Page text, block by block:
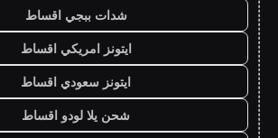
شدات ببجي اقساط
ايتونز امريكي اقساط
ايتونز سعودي اقساط
شحن يلا لودو اقساط